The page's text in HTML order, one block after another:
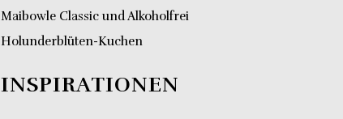
Maibowle Classic und Alkoholfrei
Holunderblüten-Kuchen
INSPIRATIONEN